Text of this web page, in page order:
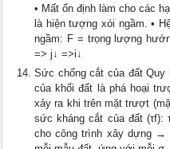
• Mất ổn định làm cho các
là hiện tượng xói ngầm. •
ngầm: F = trọng lượng
=> j↓ =>i↓
Sức chống cắt của đất Quy
của khối đất là phá hoại
xảy ra khi trên mặt trượt
sức kháng cắt của đất (τf):
cho công trình xây dựng →